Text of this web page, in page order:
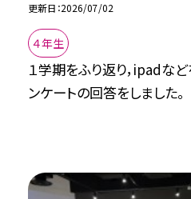
更新日 2026/07/02
４年生
１学期をふり返り，ipadな
ンケートの回答をしました。